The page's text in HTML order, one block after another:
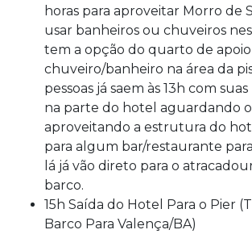
horas para aproveitar Morro de
usar banheiros ou chuveiros
tem a opção do quarto de
chuveiro/banheiro na área da
pessoas já saem às 13h com
na parte do hotel aguardando
aproveitando a estrutura do
para algum bar/restaurante
lá já vão direto para o
barco.
15h Saída do Hotel Para o Pier
Barco Para Valença/BA)